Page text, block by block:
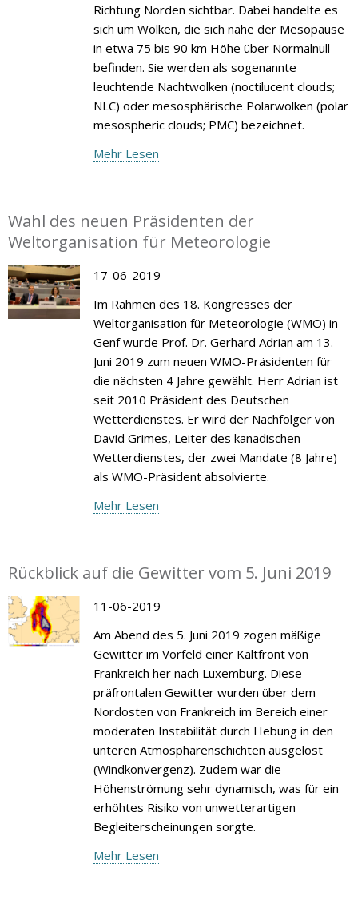
Richtung Norden sichtbar. Dabei handelte es
sich um Wolken, die sich nahe der Mesopause
in etwa 75 bis 90 km Höhe über Normalnull
befinden. Sie werden als sogenannte
leuchtende Nachtwolken (noctilucent clouds;
NLC) oder mesosphärische Polarwolken (polar
mesospheric clouds; PMC) bezeichnet.
Mehr Lesen
Wahl des neuen Präsidenten der
Weltorganisation für Meteorologie
17-06-2019
Im Rahmen des 18. Kongresses der
Weltorganisation für Meteorologie (WMO) in
Genf wurde Prof. Dr. Gerhard Adrian am 13.
Juni 2019 zum neuen WMO-Präsidenten für
die nächsten 4 Jahre gewählt. Herr Adrian ist
seit 2010 Präsident des Deutschen
Wetterdienstes. Er wird der Nachfolger von
David Grimes, Leiter des kanadischen
Wetterdienstes, der zwei Mandate (8 Jahre)
als WMO-Präsident absolvierte.
Mehr Lesen
Rückblick auf die Gewitter vom 5. Juni 2019
11-06-2019
Am Abend des 5. Juni 2019 zogen mäßige
Gewitter im Vorfeld einer Kaltfront von
Frankreich her nach Luxemburg. Diese
präfrontalen Gewitter wurden über dem
Nordosten von Frankreich im Bereich einer
moderaten Instabilität durch Hebung in den
unteren Atmosphärenschichten ausgelöst
(Windkonvergenz). Zudem war die
Höhenströmung sehr dynamisch, was für ein
erhöhtes Risiko von unwetterartigen
Begleiterscheinungen sorgte.
Mehr Lesen